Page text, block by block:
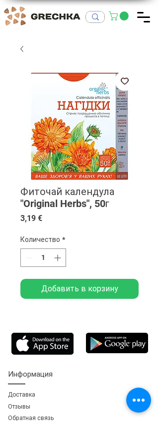
Фиточай календула
"Original Herbs", 50г
3,19 €Цена
Количество *
Добавить в корзину
Информация
Доставка
Отзывы
Обратная связь